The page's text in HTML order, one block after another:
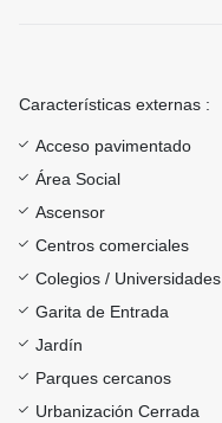
Características externas :
Acceso pavimentado
Área Social
Ascensor
Centros comerciales
Colegios / Universidades
Garita de Entrada
Jardín
Parques cercanos
Urbanización Cerrada